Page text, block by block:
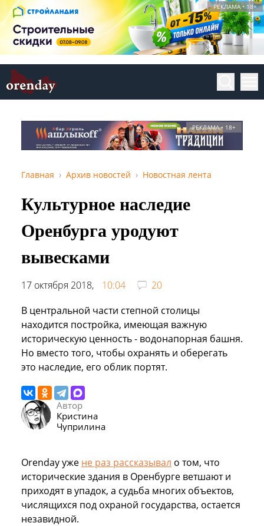
РЕКЛАМА • 18+
РЕКЛАМА • 18+
Главная Архив новостей Новостная лента
Культурное наследие
Оренбурга уродуют
вывесками
17 октября 2018, 10:04
20
В центральной части степной столицы
находится постройка, имеющая важную
историческую ценность - водонапорная башня.
Но вместо того, чтобы охранять и оберегать
это наследие, его облик портят.
Автор
Кристина
Чуприлина
Orenday уже не раз рассказывал о том, что
исторические здания в Оренбурге ветшают и
приходят в упадок, а судьба многих объектов,
числящихся под охраной государства, остается
незавидной.